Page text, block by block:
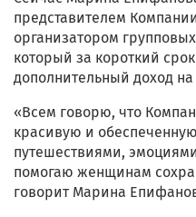
представителем
организатором
который за короткий
дополнительный доход на
«Всем говорю, что
красивую и
путешествиями,
помогаю женщинам
говорит Марина